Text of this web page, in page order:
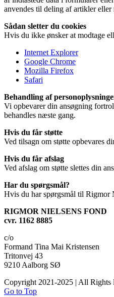
anvendes til deling af artikler eller
Sådan sletter du cookies
Hvis du ikke ønsker at modtage
Internet Explorer
Google Chrome
Mozilla Firefox
Safari
Behandling af
Vi opbevarer din ansøgning
behandles næste gang.
Hvis du får støtte
Ved tilsagn om støtte opbevares
Hvis du får afslag
Ved afslag om støtte slettes din
Har du spørgsmål?
Hvis du har spørgsmål til Rigmor
RIGMOR NIELSENS FOND
cvr. 1162 8885
c/o
Formand Tina Mai Kristensen
Tritonvej 43
9210 Aalborg SØ
Copyright 2021-2025 | All Rights
Go to Top